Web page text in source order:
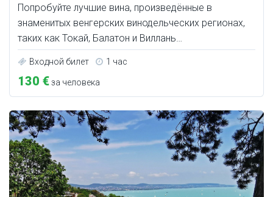
Попробуйте лучшие вина, произведённые в
знаменитых венгерских винодельческих регионах,
таких как Токай, Балатон и Виллань…
Входной билет 1 час
130 €за человека